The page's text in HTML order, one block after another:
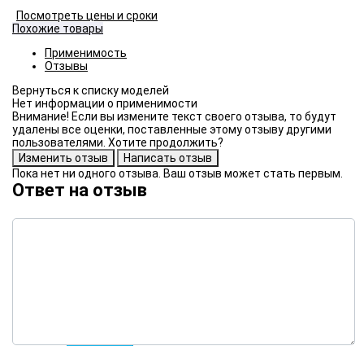
Посмотреть цены и сроки
Похожие товары
Применимость
Отзывы
Нет информации о применимости
Внимание! Если вы измените текст своего отзыва, то будут
удалены все оценки, поставленные этому отзыву другими
пользователями. Хотите продолжить?
Пока нет ни одного отзыва. Ваш отзыв может стать первым.
Ответ на отзыв